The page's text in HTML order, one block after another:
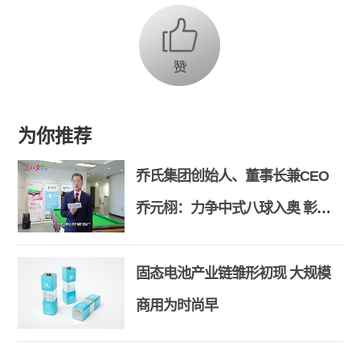
为你推荐
乔氏集团创始人、董事长兼CEO
乔元栩：力争中式八球入奥 彰显
和合共生精神
固态电池产业链雏形初现 大规模
商用为时尚早